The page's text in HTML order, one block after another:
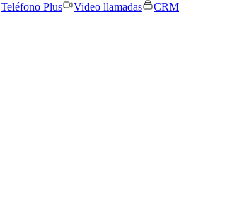
Teléfono Plus Video llamadas
CRM